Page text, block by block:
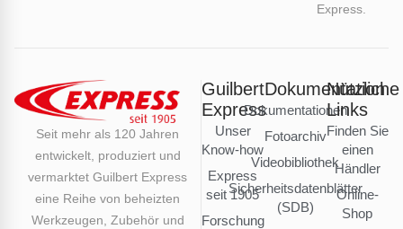
Express.
Seit mehr als 120 Jahren
entwickelt, produziert und
vermarktet Guilbert Express
eine Reihe von beheizten
Werkzeugen, Zubehör und
Guilbert
Express
Unser
Know-how
Express
seit 1905
Forschung
Dokumentation
Dokumentationen
Fotoarchiv
Videobibliothek
Sicherheitsdatenblätter
(SDB)
Nützliche
Links
Finden Sie
einen
Händler
Online-
Shop